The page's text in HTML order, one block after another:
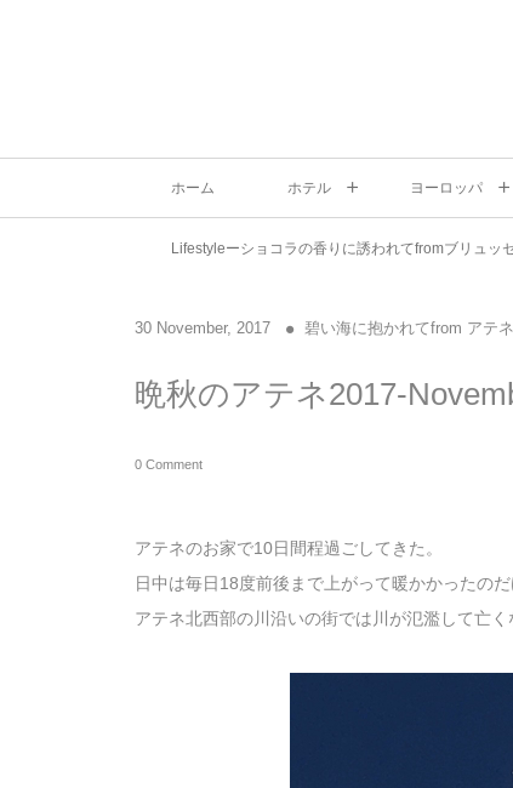
ホーム ホテル ヨーロッパ
Lifestyleーショコラの香りに誘われてfromブリュッ
30 November, 2017 碧い海に抱かれてfrom アテネ
晩秋のアテネ2017-
0 Comment
アテネのお家で10日間程過ごしてきた。
日中は毎日18度前後まで上がって暖かかったの
アテネ北西部の川沿いの街では川が氾濫して亡